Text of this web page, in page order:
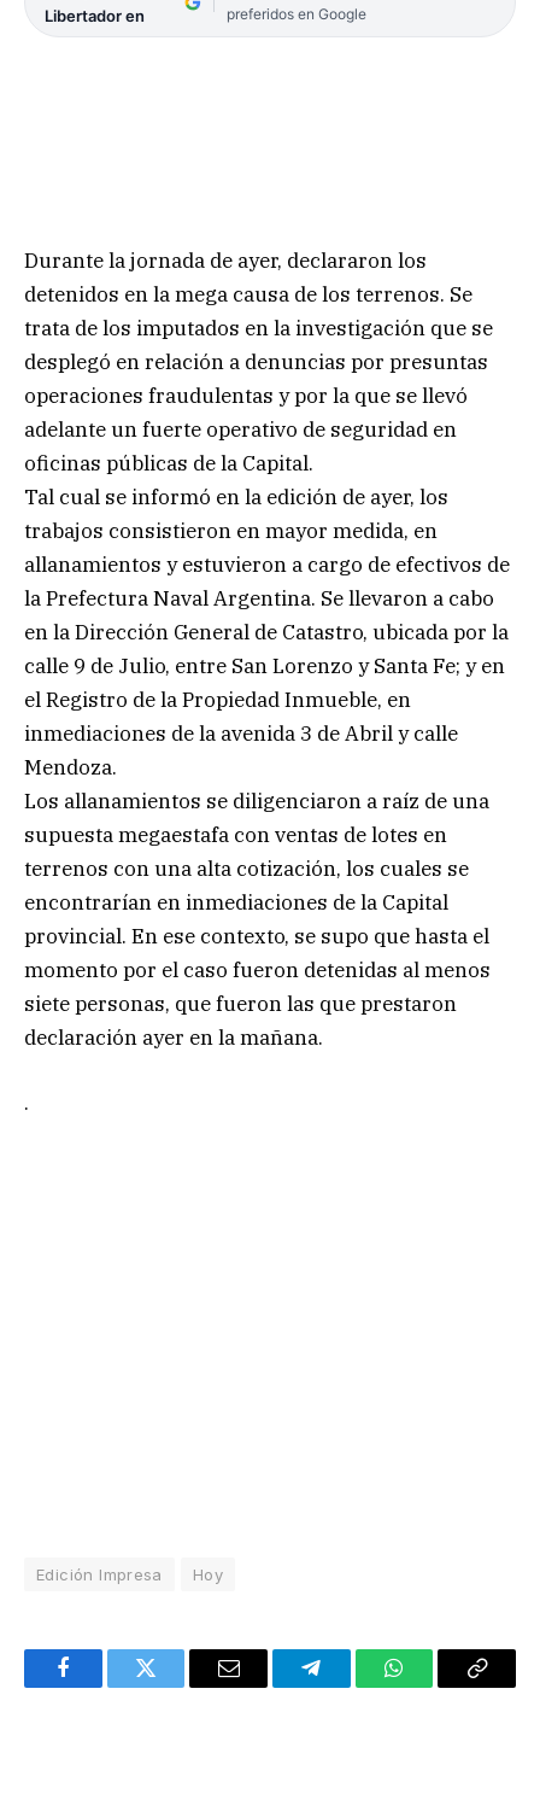
Libertador en
preferidos en Google
Durante la jornada de ayer, declararon los
detenidos en la mega causa de los terrenos. Se
trata de los imputados en la investigación que se
desplegó en relación a denuncias por presuntas
operaciones fraudulentas y por la que se llevó
adelante un fuerte operativo de seguridad en
oficinas públicas de la Capital.
Tal cual se informó en la edición de ayer, los
trabajos consistieron en mayor medida, en
allanamientos y estuvieron a cargo de efectivos de
la Prefectura Naval Argentina. Se llevaron a cabo
en la Dirección General de Catastro, ubicada por la
calle 9 de Julio, entre San Lorenzo y Santa Fe; y en
el Registro de la Propiedad Inmueble, en
inmediaciones de la avenida 3 de Abril y calle
Mendoza.
Los allanamientos se diligenciaron a raíz de una
supuesta megaestafa con ventas de lotes en
terrenos con una alta cotización, los cuales se
encontrarían en inmediaciones de la Capital
provincial. En ese contexto, se supo que hasta el
momento por el caso fueron detenidas al menos
siete personas, que fueron las que prestaron
declaración ayer en la mañana.
.
Edición Impresa Hoy
FacebookTwitter Email TelegramWhatsAppCopy